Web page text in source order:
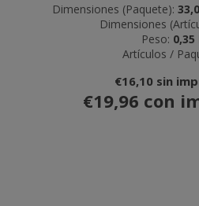
Dimensiones (Paquete):
Dimensiones
Peso: 0,35
Artículos /
€16,10 sin
€19,96 con